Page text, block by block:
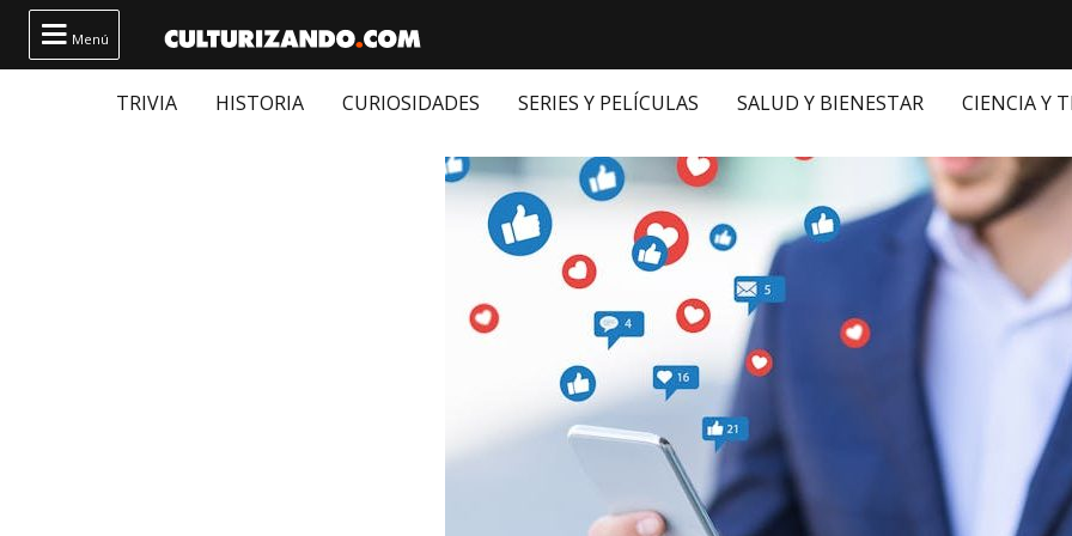
 Menú
TRIVIA HISTORIA CURIOSIDADES SERIES Y PELÍCULAS SALUD Y BIENESTAR CIENCIA Y